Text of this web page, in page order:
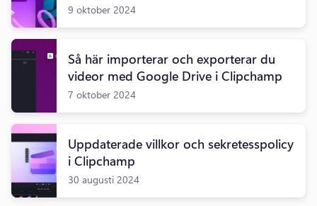
9 oktober 2024
Så här importerar och exporterar du
videor med Google Drive i Clipchamp
7 oktober 2024
Uppdaterade villkor och sekretesspolicy
i Clipchamp
30 augusti 2024